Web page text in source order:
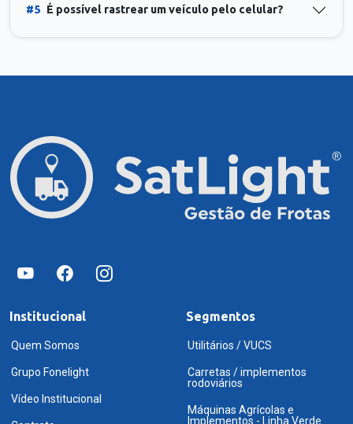
#5 É possível rastrear um veículo pelo celular?
Institucional
Quem Somos
Grupo Fonelight
Vídeo Institucional
Segmentos
Utilitários / VUCS
Carretas / implementos
rodoviários
Máquinas Agrícolas e
Implementos - Linha Verde